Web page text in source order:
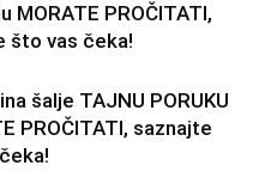
MORATE PROČITATI,
što vas čeka!
šalje TAJNU PORUKU
PROČITATI, saznajte